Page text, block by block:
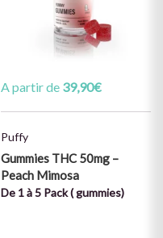
A partir de 39,90€
Puffy
Gummies THC 50mg –
Peach Mimosa
De 1 à 5 Pack ( gummies)